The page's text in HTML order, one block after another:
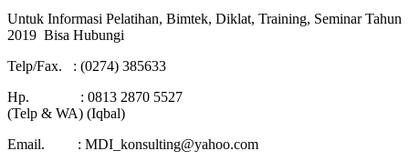
Untuk Informasi Pelatihan, Bimtek, Diklat, Training, Seminar Tahun
2019 Bisa Hubungi
Telp/Fax. : (0274) 385633
Hp. : 0813 2870 5527
(Telp & WA) (Iqbal)
Email. : MDI_konsulting@yahoo.com